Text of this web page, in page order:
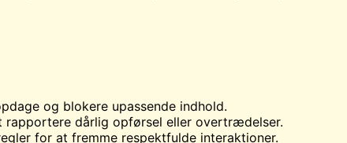
og blokere upassende indhold.
rapportere dårlig opførsel eller overtrædelser.
for at fremme respektfulde interaktioner.